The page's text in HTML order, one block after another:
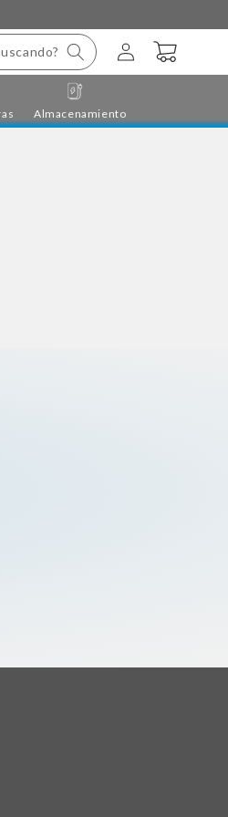
Iniciar
sesión
Carrito
Almacenamiento